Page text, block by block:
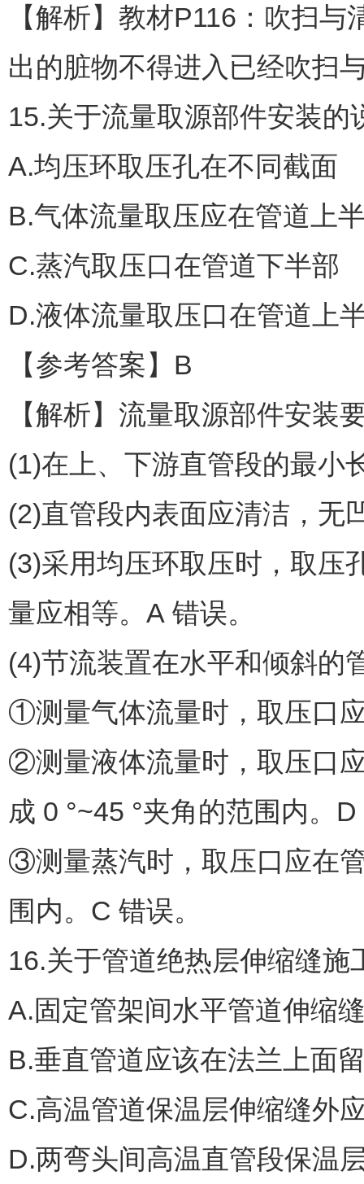
【解析】教材P116：吹扫
出的脏物不得进入已经吹扫
15.关于流量取源部件安装的
A.均压环取压孔在不同截面
B.气体流量取压应在管道上
C.蒸汽取压口在管道下半部
D.液体流量取压口在管道上
【参考答案】B
【解析】流量取源部件安装
(1)在上、下游直管段的最小
(2)直管段内表面应清洁，无
(3)采用均压环取压时，取压
量应相等。A 错误。
(4)节流装置在水平和倾斜的
①测量气体流量时，取压口
②测量液体流量时，取压口
成 0 °~45 °夹角的范围内。
③测量蒸汽时，取压口应在
围内。C 错误。
16.关于管道绝热层伸缩缝施
A.固定管架间水平管道伸缩
B.垂直管道应该在法兰上面
C.高温管道保温层伸缩缝外
D.两弯头间高温直管段保温